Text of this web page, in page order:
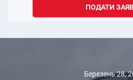
ПОДАТИ
Березень 28,